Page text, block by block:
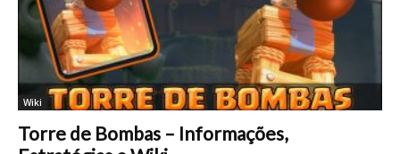
Wiki
Torre de Bombas – Informações,